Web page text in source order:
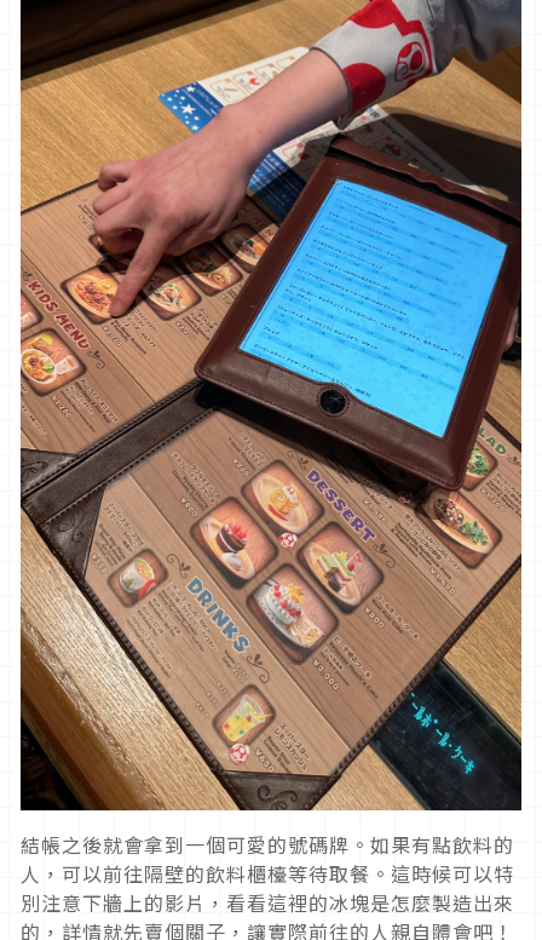
結帳之後就會拿到一個可愛的號碼牌。如果有點飲料的
人，可以前往隔壁的飲料櫃檯等待取餐。這時候可以特
別注意下牆上的影片，看看這裡的冰塊是怎麼製造出來
的，詳情就先賣個關子，讓實際前往的人親自體會吧！